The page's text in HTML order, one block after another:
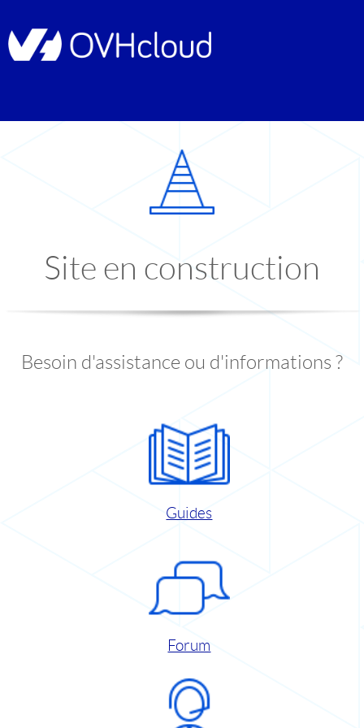
Site en construction
Besoin d'assistance ou d'informations ?
Guides
Forum